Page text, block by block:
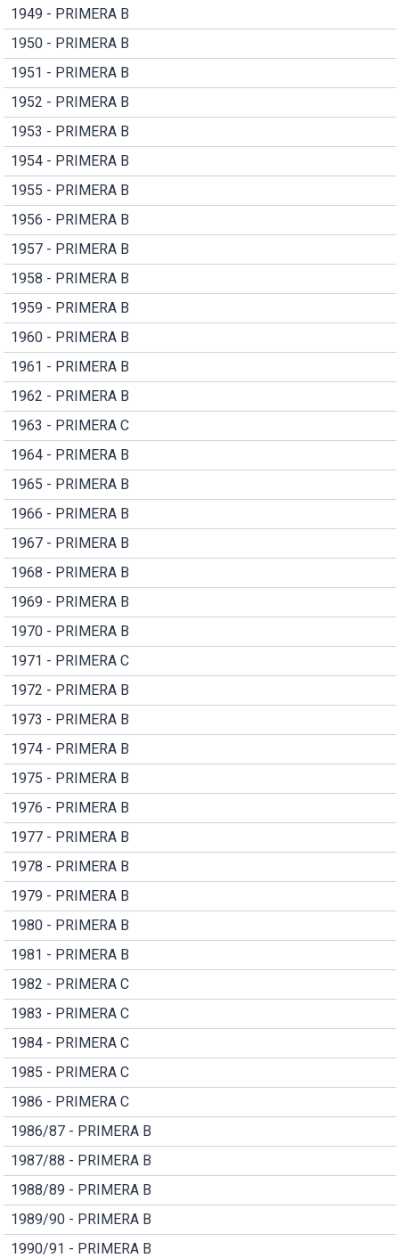
1949 - PRIMERA B
1950 - PRIMERA B
1951 - PRIMERA B
1952 - PRIMERA B
1953 - PRIMERA B
1954 - PRIMERA B
1955 - PRIMERA B
1956 - PRIMERA B
1957 - PRIMERA B
1958 - PRIMERA B
1959 - PRIMERA B
1960 - PRIMERA B
1961 - PRIMERA B
1962 - PRIMERA B
1963 - PRIMERA C
1964 - PRIMERA B
1965 - PRIMERA B
1966 - PRIMERA B
1967 - PRIMERA B
1968 - PRIMERA B
1969 - PRIMERA B
1970 - PRIMERA B
1971 - PRIMERA C
1972 - PRIMERA B
1973 - PRIMERA B
1974 - PRIMERA B
1975 - PRIMERA B
1976 - PRIMERA B
1977 - PRIMERA B
1978 - PRIMERA B
1979 - PRIMERA B
1980 - PRIMERA B
1981 - PRIMERA B
1982 - PRIMERA C
1983 - PRIMERA C
1984 - PRIMERA C
1985 - PRIMERA C
1986 - PRIMERA C
1986/87 - PRIMERA B
1987/88 - PRIMERA B
1988/89 - PRIMERA B
1989/90 - PRIMERA B
1990/91 - PRIMERA B